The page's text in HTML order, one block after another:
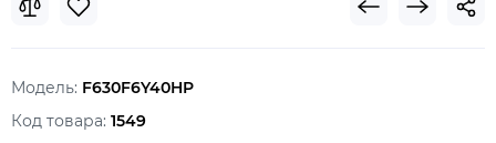
Модель: F630F6Y40HP
Код товара: 1549